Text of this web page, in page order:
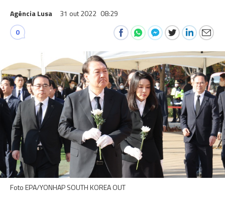
Agência Lusa 31 out 2022 08:29
0
Foto EPA/YONHAP SOUTH KOREA OUT